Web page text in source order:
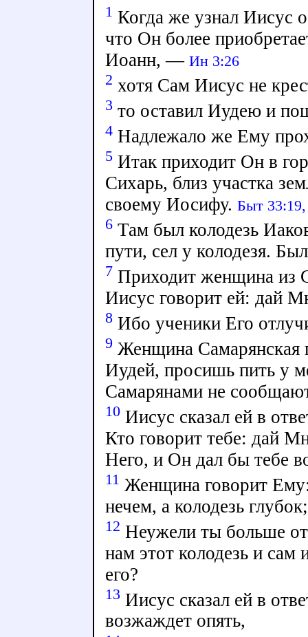
1 Когда же узнал Иисус
что Он более
Иоанн, — Ин 3:26
2 хотя Сам Иисус не
3 то оставил Иудею и
4Надлежало же Ему
5Итак приходит Он в
Сихарь, близ участка
своему Иосифу. Быт 33:19,
6Там был колодезь
пути, сел у колодезя.
7 Приходит женщина из
Иисус говорит ей: дай
8Ибо ученики Его
9 Женщина Самарянская
Иудей, просишь пить у
Самарянами не
10Иисус сказал ей в
Кто говорит тебе: дай
Него, и Он дал бы тебе
11 Женщина говорит
нечем, а колодезь
12 Неужели ты больше
нам этот колодезь и сам
его?
13 Иисус сказал ей в
возжаждет опять,